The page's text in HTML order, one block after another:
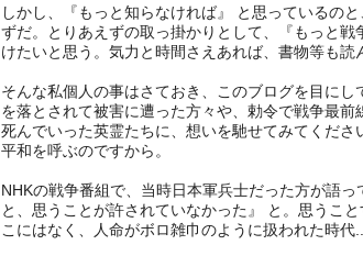
しかし、『もっと知らなければ』 と思っているの
ずだ。とりあえずの取っ掛かりとして、『もっと
けたいと思う。気力と時間さえあれば、書物等も読
そんな私個人の事はさておき、このブログを目に
を落とされて被害に遭った方々や、勅令で戦争最
死んでいった英霊たちに、想いを馳せてみてくだ
平和を呼ぶのですから。
NHKの戦争番組で、当時日本軍兵士だった方が語
と、思うことが許されていなかった』 と。思うこ
こにはなく、人命がボロ雑巾のように扱われた時代